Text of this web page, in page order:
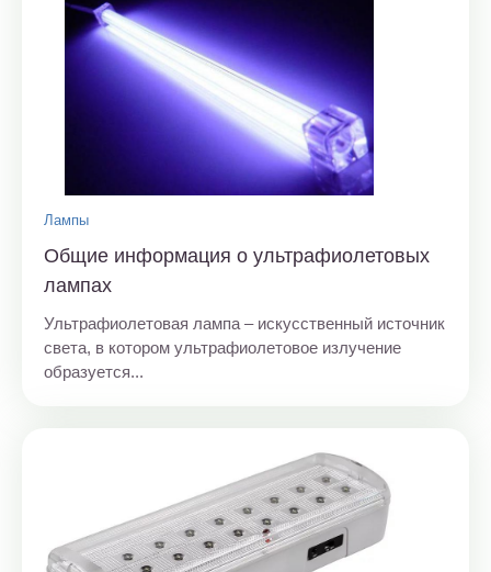
Лампы
Общие информация о ультрафиолетовых
лампах
Ультрафиолетовая лампа – искусственный источник
света, в котором ультрафиолетовое излучение
образуется...